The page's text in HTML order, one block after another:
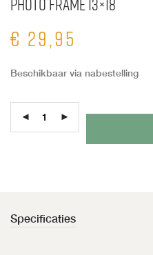
€ 29,95
Beschikbaar via nabestelling
Specificaties